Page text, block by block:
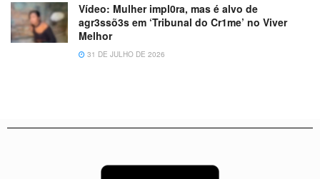
Vídeo: Mulher impl0ra, mas é alvo de
agr3ssõ3s em ‘Tribunal do Cr1me’ no Viver
Melhor
31 DE JULHO DE 2026